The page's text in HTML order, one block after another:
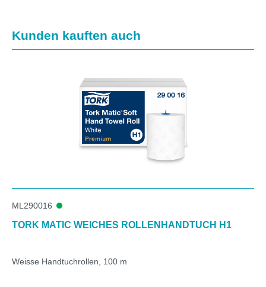
Produktgalerie überspringen
Kunden kauften auch
ML290016
TORK MATIC WEICHES ROLLENHANDTUCH H1
Weisse Handtuchrollen, 100 m